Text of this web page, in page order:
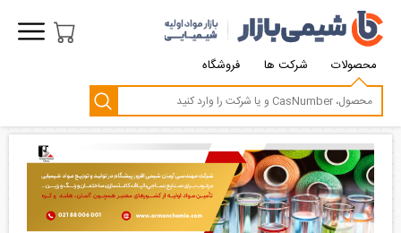
محصولات شرکت ها فروشگاه